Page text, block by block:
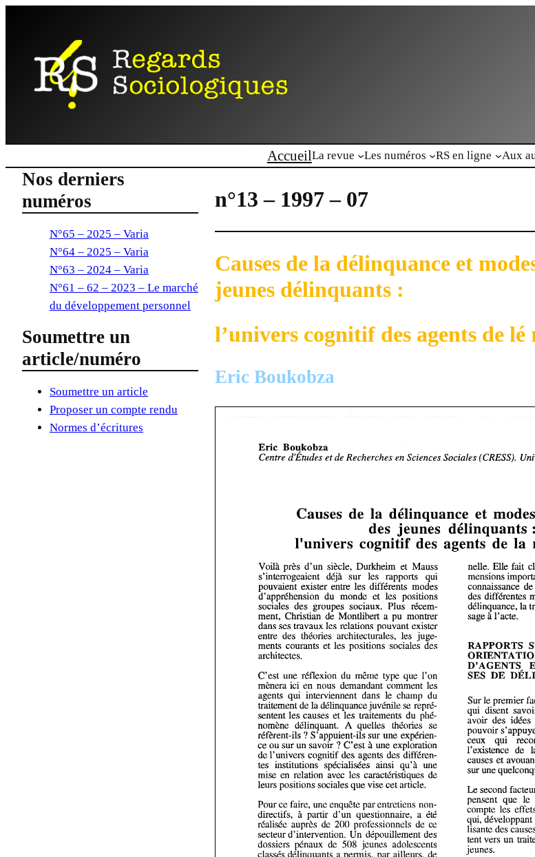
AccueilLa revue Les numéros RS en ligne Aux
Nos derniers
numéros
N°65 – 2025 – Varia
N°64 – 2025 – Varia
N°63 – 2024 – Varia
N°61 – 62 – 2023 – Le marché
du développement personnel
Soumettre un
article/numéro
Soumettre un article
Proposer un compte rendu
Normes d’écritures
n°13 – 1997 – 07
Causes de la délinquance et
jeunes délinquants :
l’univers cognitif des agents de lé
Eric Boukobza